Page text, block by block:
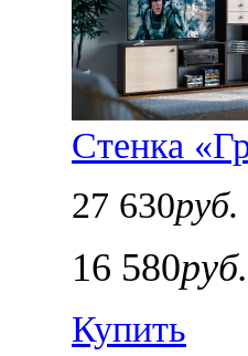
Стенка
27 630руб.
16 580руб.
Купить